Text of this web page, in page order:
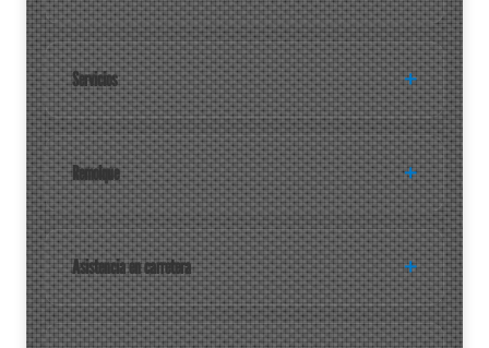
Servicios
Remolque
Asistencia en carretera